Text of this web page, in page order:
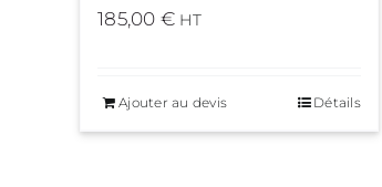
185,00 € HT
Ajouter au devis Détails